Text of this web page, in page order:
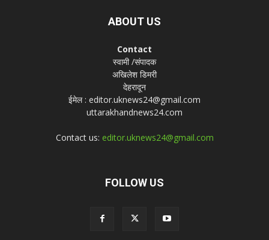
ABOUT US
Contact
स्वामी /संपादक
अखिलेश डिमरी
देहरादून
ईमेल : editor.uknews24@gmail.com
uttarakhandnews24.com
Contact us: editor.uknews24@gmail.com
FOLLOW US